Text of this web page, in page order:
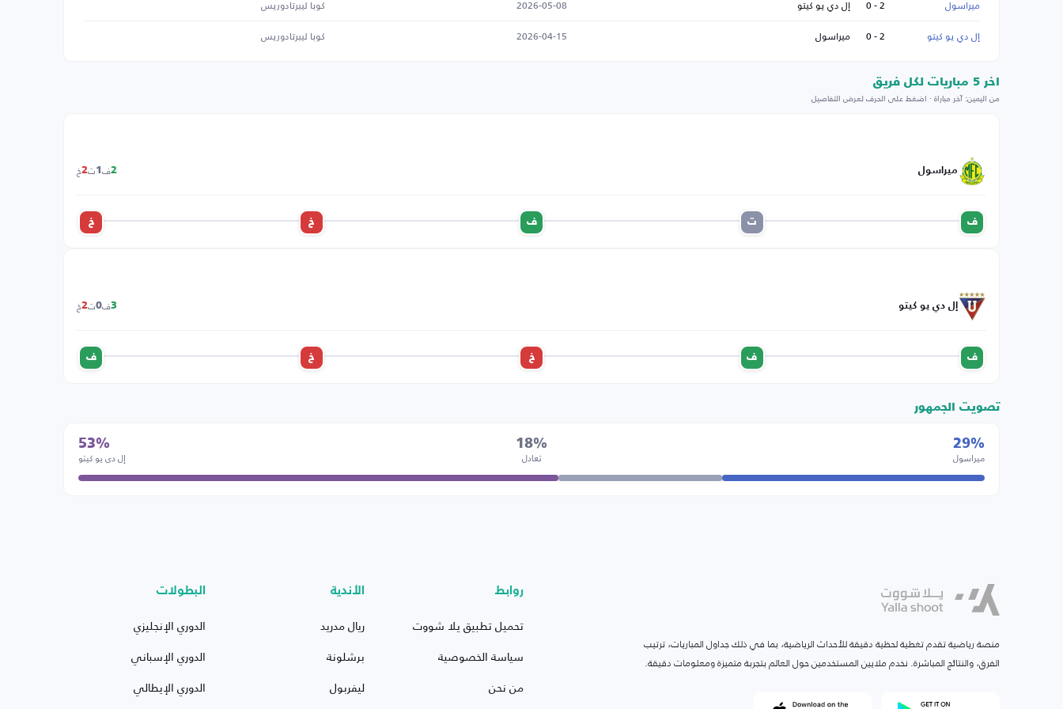
ميراسول 2 - 0 إل دي يو كيتو 2026-05-08
كوبا ليبرتادوريس
إل دي يو كيتو
2 - 0 ميراسول 2026-04-15 كوبا ليبرتادوريس
اخر 5 مباريات لكل فريق
من اليمين: آخر مباراة · اضغط على الحرف لعرض التفاصيل
ميراسول 2ف 1ت2خ
ف ت ف خ خ
إل دي يو كيتو 3ف0ت2خ
ف ف خ خ ف
تصويت الجمهور
29%
ميراسول
18%
تعادل
53%
إل دي يو كيتو
منصة رياضية تقدم تغطية لحظية دقيقة للأحداث الرياضية، بما في ذلك جداول المباريات، ترتيب
الفرق، والنتائج المباشرة. نخدم ملايين المستخدمين حول العالم بتجربة متميزة ومعلومات دقيقة.
روابط
تحميل تطبيق يلا شووت
سياسة الخصوصية
من نحن
الأندية
ريال مدريد
برشلونة
ليفربول
البطولات
الدوري الإنجليزي
الدوري الإسباني
الدوري الإيطالي